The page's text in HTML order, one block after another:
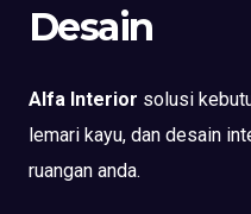
Desain
Alfa Interior solusi
lemari kayu, dan desain
ruangan anda.